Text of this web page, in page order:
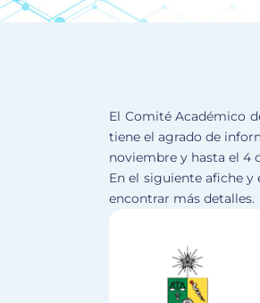
El Comité Académico
tiene el agrado de
noviembre y hasta el 4
En el siguiente afiche y
encontrar más detalles.